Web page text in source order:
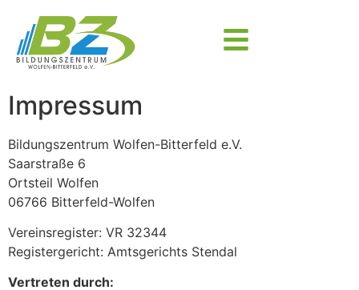
Impressum
Bildungszentrum Wolfen-Bitterfeld e.V.
Saarstraße 6
Ortsteil Wolfen
06766 Bitterfeld-Wolfen
Vereinsregister: VR 32344
Registergericht: Amtsgerichts Stendal
Vertreten durch: